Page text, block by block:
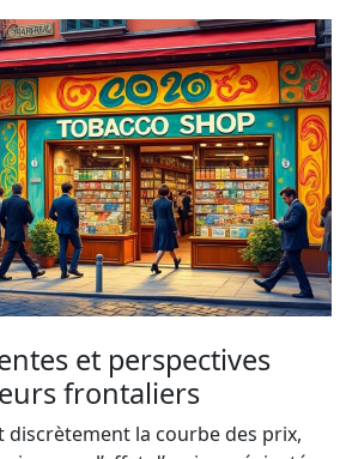
et perspectives
frontaliers
discrètement la courbe des prix,